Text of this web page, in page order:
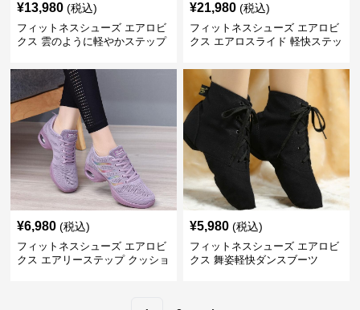
¥13,980 (税込)
フィットネスシューズ エアロビ
クス 雲のように軽やかステップ
¥21,980 (税込)
フィットネスシューズ エアロビ
クス エアロスライド 軽快ステッ
¥6,980 (税込)
フィットネスシューズ エアロビ
クス エアリーステップ クッショ
¥5,980 (税込)
フィットネスシューズ エアロビ
クス 舞姿軽快ダンスブーツ